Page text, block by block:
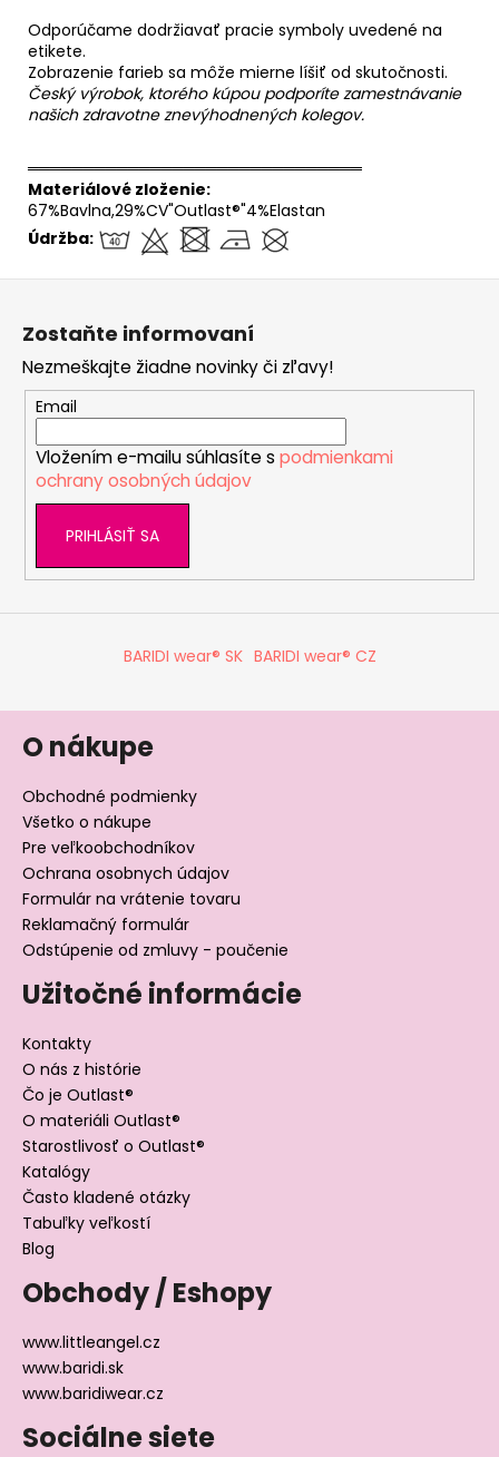
Odporúčame dodržiavať pracie symboly uvedené na
etikete.
Zobrazenie farieb sa môže mierne líšiť od skutočnosti.
Český výrobok, ktorého kúpou podporíte zamestnávanie
našich zdravotne znevýhodnených kolegov.
══════════════════════════════
Materiálové zloženie:
67%Bavlna,29%CV"Outlast®"4%Elastan
Údržba:
Zostaňte informovaní
Nezmeškajte žiadne novinky či zľavy!
Email
Vložením e-mailu súhlasíte s podmienkami
ochrany osobných údajov
PRIHLÁSIŤ SA
BARIDI wear® SK BARIDI wear® CZ
O nákupe
Obchodné podmienky
Všetko o nákupe
Pre veľkoobchodníkov
Ochrana osobnych údajov
Formulár na vrátenie tovaru
Reklamačný formulár
Odstúpenie od zmluvy - poučenie
Užitočné informácie
Kontakty
O nás z histórie
Čo je Outlast®
O materiáli Outlast®
Starostlivosť o Outlast®
Katalógy
Často kladené otázky
Tabuľky veľkostí
Blog
Obchody / Eshopy
www.littleangel.cz
www.baridi.sk
www.baridiwear.cz
Sociálne siete